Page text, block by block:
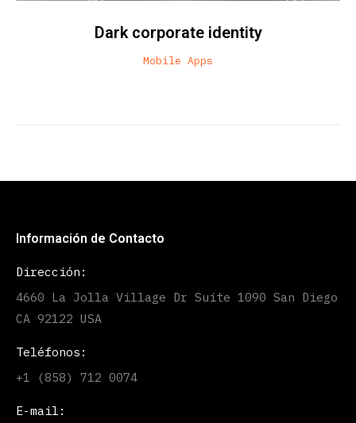
Dark corporate identity
Mobile Apps
Información de Contacto
Dirección:
4660 La Jolla Village Dr Suite 1090 San Diego
CA 92122 USA
Teléfonos:
+1 (858) 712 0074
E-mail: